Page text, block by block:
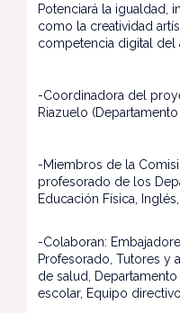
Potenciará la igualdad,
como la creatividad
competencia digital del
-Coordinadora del
Riazuelo (Departamento
-Miembros de la
profesorado de los
Educación Física,
-Colaboran:
Profesorado, Tutores y
de salud,
escolar, Equipo directivo.